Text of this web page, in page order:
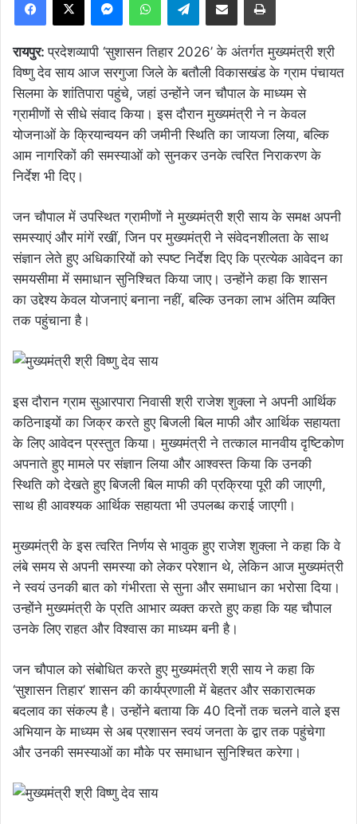
रायपुर:प्रदेशव्यापी ‘सुशासन तिहार 2026’ के अंतर्गत मुख्यमंत्री श्री
विष्णु देव साय आज सरगुजा जिले के बतौली विकासखंड के ग्राम पंचायत
सिलमा के शांतिपारा पहुंचे, जहां उन्होंने जन चौपाल के माध्यम से
ग्रामीणों से सीधे संवाद किया। इस दौरान मुख्यमंत्री ने न केवल
योजनाओं के क्रियान्वयन की जमीनी स्थिति का जायजा लिया, बल्कि
आम नागरिकों की समस्याओं को सुनकर उनके त्वरित निराकरण के
निर्देश भी दिए।
जन चौपाल में उपस्थित ग्रामीणों ने मुख्यमंत्री श्री साय के समक्ष अपनी
समस्याएं और मांगें रखीं, जिन पर मुख्यमंत्री ने संवेदनशीलता के साथ
संज्ञान लेते हुए अधिकारियों को स्पष्ट निर्देश दिए कि प्रत्येक आवेदन का
समयसीमा में समाधान सुनिश्चित किया जाए। उन्होंने कहा कि शासन
का उद्देश्य केवल योजनाएं बनाना नहीं, बल्कि उनका लाभ अंतिम व्यक्ति
तक पहुंचाना है।
इस दौरान ग्राम सुआरपारा निवासी श्री राजेश शुक्ला ने अपनी आर्थिक
कठिनाइयों का जिक्र करते हुए बिजली बिल माफी और आर्थिक सहायता
के लिए आवेदन प्रस्तुत किया। मुख्यमंत्री ने तत्काल मानवीय दृष्टिकोण
अपनाते हुए मामले पर संज्ञान लिया और आश्वस्त किया कि उनकी
स्थिति को देखते हुए बिजली बिल माफी की प्रक्रिया पूरी की जाएगी,
साथ ही आवश्यक आर्थिक सहायता भी उपलब्ध कराई जाएगी।
मुख्यमंत्री के इस त्वरित निर्णय से भावुक हुए राजेश शुक्ला ने कहा कि वे
लंबे समय से अपनी समस्या को लेकर परेशान थे, लेकिन आज मुख्यमंत्री
ने स्वयं उनकी बात को गंभीरता से सुना और समाधान का भरोसा दिया।
उन्होंने मुख्यमंत्री के प्रति आभार व्यक्त करते हुए कहा कि यह चौपाल
उनके लिए राहत और विश्वास का माध्यम बनी है।
जन चौपाल को संबोधित करते हुए मुख्यमंत्री श्री साय ने कहा कि
‘सुशासन तिहार’ शासन की कार्यप्रणाली में बेहतर और सकारात्मक
बदलाव का संकल्प है। उन्होंने बताया कि 40 दिनों तक चलने वाले इस
अभियान के माध्यम से अब प्रशासन स्वयं जनता के द्वार तक पहुंचेगा
और उनकी समस्याओं का मौके पर समाधान सुनिश्चित करेगा।